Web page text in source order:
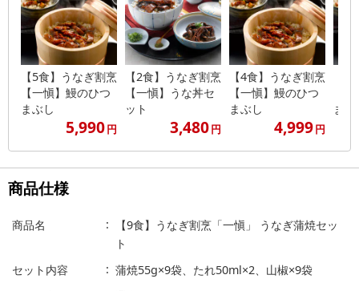
【5食】うなぎ割烹
【一愼】鰻のひつ
まぶし
5,990円
【2食】うなぎ割烹
【一愼】うな丼セ
ット
3,480円
【4食】うなぎ割烹
【一愼】鰻のひつ
まぶし
4,999円
まぶ
商品仕様
商品名
【9食】うなぎ割烹「一愼」 うなぎ蒲焼セッ
ト
セット内容
蒲焼55g×9袋、たれ50ml×2、山椒×9袋